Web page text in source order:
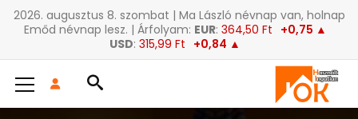
2026. augusztus 8. szombat | Ma László névnap van, holnap
Emőd névnap lesz. | Árfolyam: EUR: 364,50 Ft +0,75 ▲
USD: 315,99 Ft +0,84 ▲